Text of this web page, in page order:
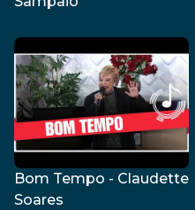
Bom Tempo - Claudette
Soares